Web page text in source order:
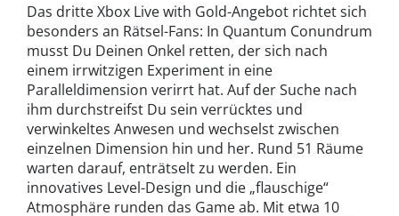
Das dritte Xbox Live with Gold-Angebot richtet sich
besonders an Rätsel-Fans: In Quantum Conundrum
musst Du Deinen Onkel retten, der sich nach
einem irrwitzigen Experiment in eine
Paralleldimension verirrt hat. Auf der Suche nach
ihm durchstreifst Du sein verrücktes und
verwinkeltes Anwesen und wechselst zwischen
einzelnen Dimension hin und her. Rund 51 Räume
warten darauf, enträtselt zu werden. Ein
innovatives Level-Design und die „flauschige“
Atmosphäre runden das Game ab. Mit etwa 10